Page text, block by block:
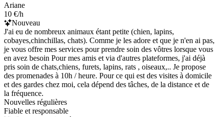
Ariane
10 €/h
Nouveau
J'ai eu de nombreux animaux étant petite (chien, lapins,
cobayes,chinchillas, chats). Comme je les adore et que je n'en ai pas,
je vous offre mes services pour prendre soin des vôtres lorsque vous
en avez besoin Pour mes amis et via d'autres plateformes, j'ai déjà
pris soin de chats,chiens, furets, lapins, rats , oiseaux,.. Je propose
des promenades à 10h / heure. Pour ce qui est des visites à domicile
et des gardes chez moi, cela dépend des tâches, de la distance et de
la fréquence.
Nouvelles régulières
Fiable et responsable